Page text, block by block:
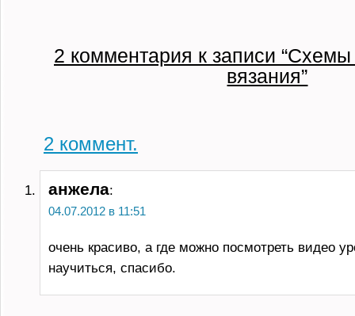
2 комментария к записи “Схемы
вязания”
2 коммент.
анжела:
04.07.2012 в 11:51
очень красиво, а где можно посмотреть видео
научиться, спасибо.